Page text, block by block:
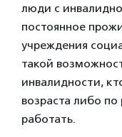
люди с
постоянное
учреждения
такой
инвалидности,
возраста либо
работать.